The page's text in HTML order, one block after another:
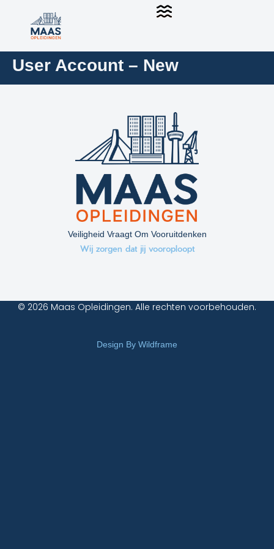
User Account – New
Veiligheid Vraagt Om Vooruitdenken
Wij zorgen dat jij vooroploopt
© 2026 Maas Opleidingen. Alle rechten voorbehouden.
Design By Wildframe